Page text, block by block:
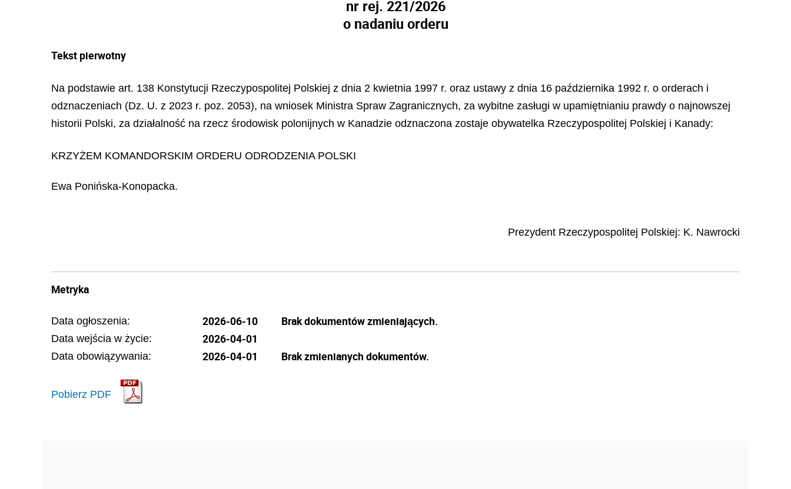
nr rej. 221/2026
o nadaniu orderu
Tekst pierwotny
Na podstawie art. 138 Konstytucji Rzeczypospolitej Polskiej z dnia 2 kwietnia 1997 r. oraz ustawy z dnia 16 października 1992 r. o orderach i
odznaczeniach (Dz. U. z 2023 r. poz. 2053), na wniosek Ministra Spraw Zagranicznych, za wybitne zasługi w upamiętnianiu prawdy o najnowszej
historii Polski, za działalność na rzecz środowisk polonijnych w Kanadzie odznaczona zostaje obywatelka Rzeczypospolitej Polskiej i Kanady:
KRZYŻEM KOMANDORSKIM ORDERU ODRODZENIA POLSKI
Ewa Ponińska-Konopacka.
Prezydent Rzeczypospolitej Polskiej: K. Nawrocki
Metryka
Data ogłoszenia: 2026-06-10
Data wejścia w życie: 2026-04-01
Data obowiązywania: 2026-04-01
Pobierz PDF
Brak dokumentów zmieniających.
Brak zmienianych dokumentów.